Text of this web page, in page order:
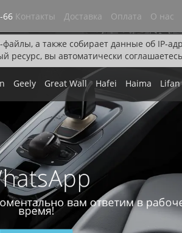
а также собирает данные об IP-
ресурс, вы автоматически
66 Контакты Доставка Оплата О нас
Geely Great Wall Hafei Haima Lifan
вам ответим в
время!